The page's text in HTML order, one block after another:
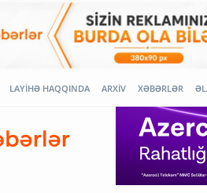
LAYİHƏ HAQQINDA ARXİV XƏBƏRLƏR